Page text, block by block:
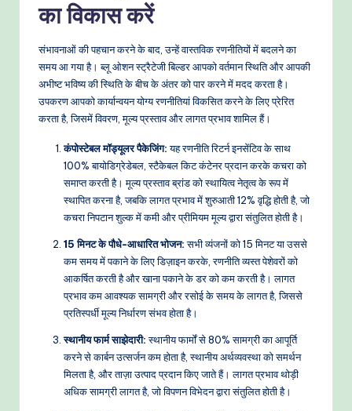
का विकास करें
संभावनाओं की पहचान करने के बाद, उन्हें वास्तविक रणनीतियों में बदलने का
समय आ गया है। ब्लू ओशन स्ट्रैटेजी बिल्डर आपको वर्तमान स्थिति और आपकी
अभीष्ट भविष्य की स्थिति के बीच के अंतर को पार करने में मदद करता है।
उपकरण आपको कार्यान्वयन योग्य रणनीतियां विकसित करने के लिए प्रेरित
करता है, जिसमें विवरण, मूल्य प्रस्ताव और लागत प्रभाव शामिल हैं।
कंपोस्टेबल मॉड्यूलर पैकेजिंग:यह रणनीति रिटर्न इनसेंटिव के साथ
100% बायोडिग्रेडेबल, स्टैकेबल किट कंटेनर प्रदान करके कचरा को
समाप्त करती है। मूल्य प्रस्ताव ब्रांड को स्थायित्व नेतृत्व के रूप में
स्थापित करना है, जबकि लागत प्रभाव में शुरुआती 12% वृद्धि होती है, जो
कचरा निपटान शुल्क में कमी और प्रीमियम मूल्य द्वारा संतुलित होती है।
15 मिनट के पौधे-आधारित भोजन:सभी व्यंजनों को 15 मिनट या उससे
कम समय में पकाने के लिए डिज़ाइन करके, रणनीति व्यस्त पेशेवरों को
आकर्षित करती है और खाना पकाने के डर को कम करती है। लागत
प्रभाव कम आवश्यक सामग्री और रसोई के समय के लागत है, जिससे
प्रतिस्पर्धी मूल्य निर्धारण संभव होता है।
स्थानीय फार्म साझेदारी:स्थानीय फार्मों से 80% सामग्री का आपूर्ति
करने से कार्बन उत्सर्जन कम होता है, स्थानीय अर्थव्यवस्था को समर्थन
मिलता है, और ताज़ा उत्पाद प्रदान किए जाते हैं। लागत प्रभाव थोड़ी
अधिक सामग्री लागत है, जो विपणन विभेदन द्वारा संतुलित होती है।